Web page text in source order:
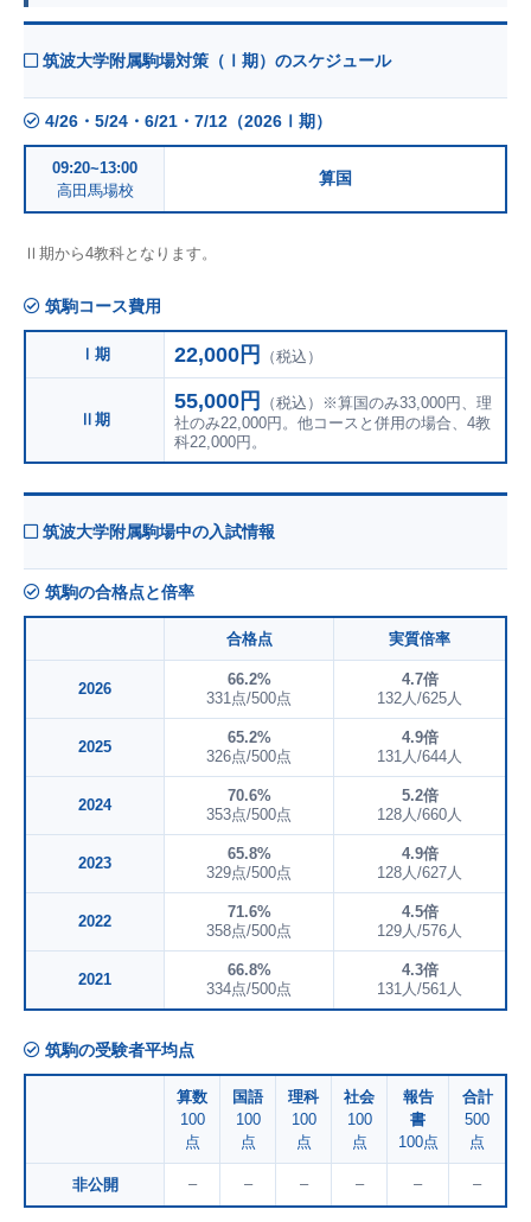
筑波大学附属駒場対策（Ⅰ期）のスケジュール
4/26・5/24・6/21・7/12（2026Ⅰ期）
09:20~13:00
高田馬場校
算国
Ⅱ期から4教科となります。
筑駒コース費用
Ⅰ期 22,000円 （税込）
Ⅱ期
55,000円
（税込）※算国のみ33,000円、理
社のみ22,000円。他コースと併用の場合、4教
科22,000円。
筑波大学附属駒場中の入試情報
筑駒の合格点と倍率
合格点 実質倍率
2026
66.2%
331点/500点
4.7倍
132人/625人
2025
65.2%
326点/500点
4.9倍
131人/644人
2024
70.6%
353点/500点
5.2倍
128人/660人
2023
65.8%
329点/500点
4.9倍
128人/627人
2022
71.6%
358点/500点
4.5倍
129人/576人
2021
66.8%
334点/500点
4.3倍
131人/561人
筑駒の受験者平均点
算数
100
点
国語
100
点
理科
100
点
社会
100
点
報告
書
100点
合計
500
点
非公開 – – – – – –